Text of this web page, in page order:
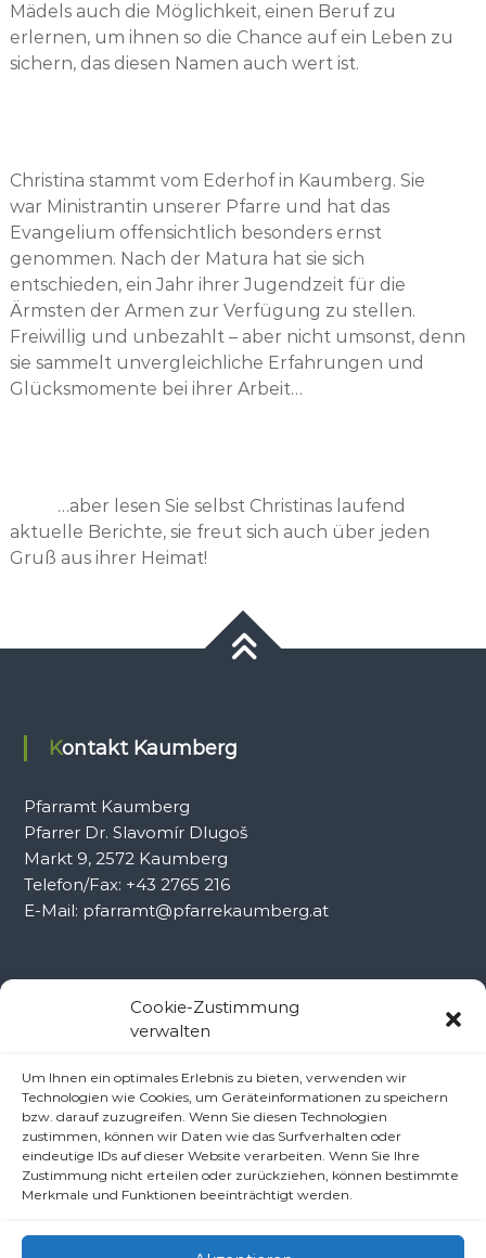
Cookie-Zustimmung
verwalten
Um Ihnen ein optimales Erlebnis zu bieten, verwenden wir
Technologien wie Cookies, um Geräteinformationen zu speichern
bzw. darauf zuzugreifen. Wenn Sie diesen Technologien
zustimmen, können wir Daten wie das Surfverhalten oder
eindeutige IDs auf dieser Website verarbeiten. Wenn Sie Ihre
Zustimmung nicht erteilen oder zurückziehen, können bestimmte
Merkmale und Funktionen beeinträchtigt werden.
Mädels auch die Möglichkeit, einen Beruf zu
erlernen, um ihnen so die Chance auf ein Leben zu
sichern, das diesen Namen auch wert ist.
Christina stammt vom Ederhof in Kaumberg. Sie
war Ministrantin unserer Pfarre und hat das
Evangelium offensichtlich besonders ernst
genommen. Nach der Matura hat sie sich
entschieden, ein Jahr ihrer Jugendzeit für die
Ärmsten der Armen zur Verfügung zu stellen.
Freiwillig und unbezahlt – aber nicht umsonst, denn
sie sammelt unvergleichliche Erfahrungen und
Glücksmomente bei ihrer Arbeit…
…aber lesen Sie selbst Christinas laufend
aktuelle Berichte, sie freut sich auch über jeden
Gruß aus ihrer Heimat!
Kontakt Kaumberg
Pfarramt Kaumberg
Pfarrer Dr. Slavomír Dlugoš
Markt 9, 2572 Kaumberg
Telefon/Fax: +43 2765 216
E-Mail: pfarramt@pfarrekaumberg.at
Kontakt Ramsau
Pfarrer Dr. Slavomír Dlugoš
Oberdörfl 8, 3172 Ramsau
Telefon: +43 2764 8240
E-Mail: pfarre.ramsau@gmx.at